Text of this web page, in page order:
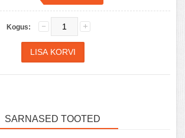
Kogus:
SARNASED TOOTED